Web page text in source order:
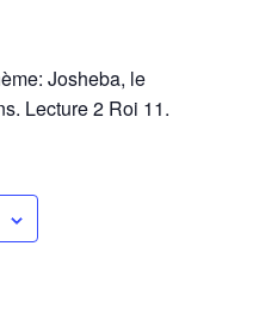
Josheba, le
Lecture 2 Roi 11.